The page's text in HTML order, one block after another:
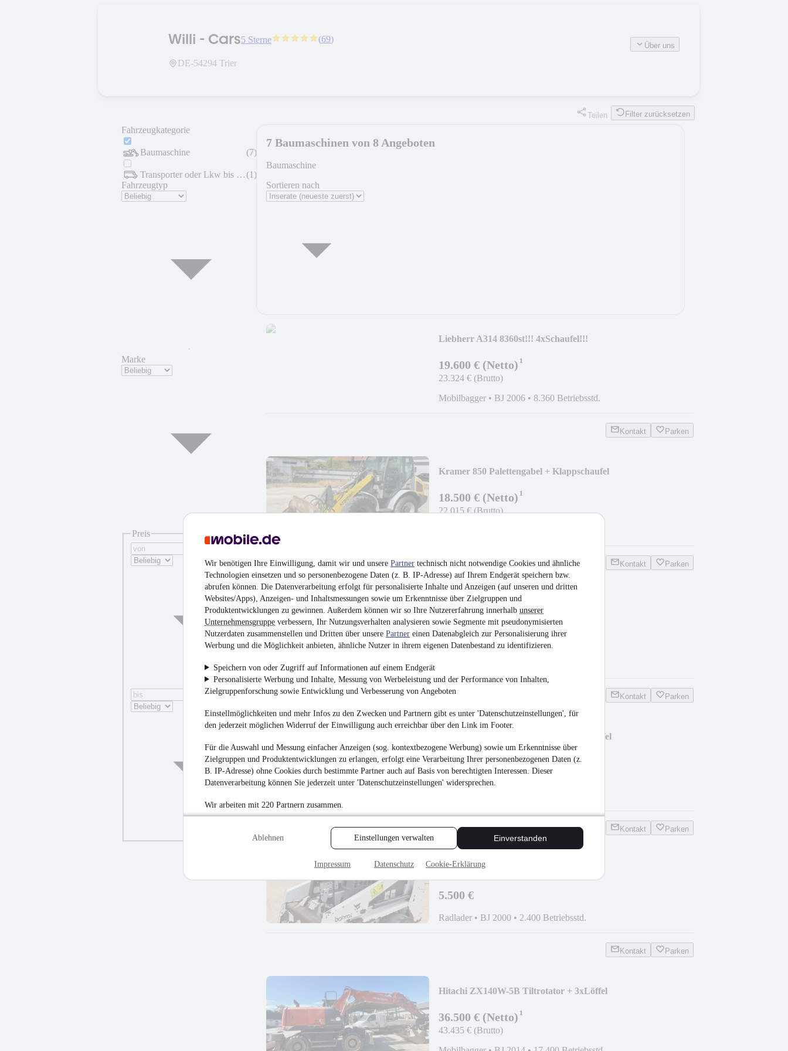
Wir benötigen Ihre Einwilligung, damit wir und unsere Partner technisch nicht notwendige Cookies und ähnliche
Technologien einsetzen und so personenbezogene Daten (z. B. IP-Adresse) auf Ihrem Endgerät speichern bzw.
abrufen können. Die Datenverarbeitung erfolgt für personalisierte Inhalte und Anzeigen (auf unseren und dritten
Websites/Apps), Anzeigen- und Inhaltsmessungen sowie um Erkenntnisse über Zielgruppen und
Produktentwicklungen zu gewinnen. Außerdem können wir so Ihre Nutzererfahrung innerhalb unserer
Unternehmensgruppe verbessern, Ihr Nutzungsverhalten analysieren sowie Segmente mit pseudonymisierten
Nutzerdaten zusammenstellen und Dritten über unsere Partner einen Datenabgleich zur Personalisierung ihrer
Werbung und die Möglichkeit anbieten, ähnliche Nutzer in ihrem eigenen Datenbestand zu identifizieren.
Speichern von oder Zugriff auf Informationen auf einem Endgerät
Personalisierte Werbung und Inhalte, Messung von Werbeleistung und der Performance von Inhalten,
Zielgruppenforschung sowie Entwicklung und Verbesserung von Angeboten
Einstellmöglichkeiten und mehr Infos zu den Zwecken und Partnern gibt es unter 'Datenschutzeinstellungen', für
den jederzeit möglichen Widerruf der Einwilligung auch erreichbar über den Link im Footer.
Für die Auswahl und Messung einfacher Anzeigen (sog. kontextbezogene Werbung) sowie um Erkenntnisse über
Zielgruppen und Produktentwicklungen zu erlangen, erfolgt eine Verarbeitung Ihrer personenbezogenen Daten (z.
B. IP-Adresse) ohne Cookies durch bestimmte Partner auch auf Basis von berechtigten Interessen. Dieser
Datenverarbeitung können Sie jederzeit unter 'Datenschutzeinstellungen' widersprechen.
Wir arbeiten mit 220 Partnern zusammen.
Ablehnen Einstellungen verwalten Einverstanden
Impressum Datenschutz Cookie-Erklärung
Willi - Cars5 Sterne (69)
DE-54294 Trier
Über uns
Teilen Filter zurücksetzen
Fahrzeugkategorie
Baumaschine (7)
Transporter oder Lkw bis 7,5 t (1)
Fahrzeugtyp
Marke
Preis
7 Baumaschinen von 8 Angeboten
Baumaschine
Sortieren nach
Liebherr A314 8360st!!! 4xSchaufel!!!
19.600 € (Netto)¹
23.324 € (Brutto)
Mobilbagger • BJ 2006 • 8.360 Betriebsstd.
Kontakt Parken
Kramer 850 Palettengabel + Klappschaufel
18.500 € (Netto)¹
22.015 € (Brutto)
Kontakt Parken
Doosan DL480-7 CDC,BSS,Waage
98.000 € (Netto)¹
116.620 € (Brutto)
Kontakt Parken
JCB HD110WT 3800ST Rototilt!!!,3xLöffel
48.500 € (Netto)¹
57.715 € (Brutto)
Kontakt Parken
Bobcat 453
5.500 €
Radlader • BJ 2000 • 2.400 Betriebsstd.
Kontakt Parken
Hitachi ZX140W-5B Tiltrotator + 3xLöffel
36.500 € (Netto)¹
43.435 € (Brutto)